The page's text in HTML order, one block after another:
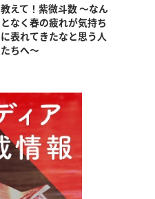
教えて！紫微斗数 ～なん
となく春の疲れが気持ち
に表れてきたなと思う人
たちへ～